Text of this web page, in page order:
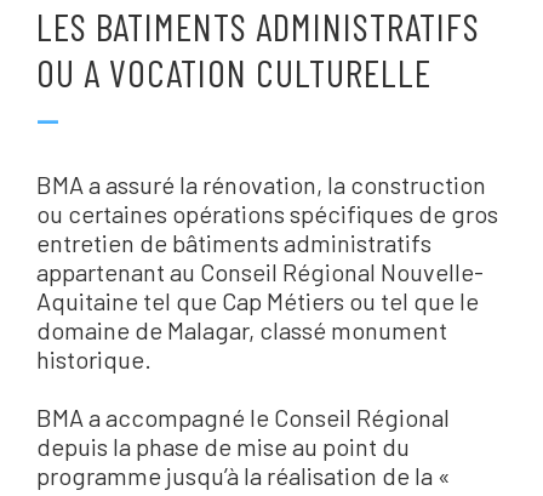
LES BATIMENTS ADMINISTRATIFS
OU A VOCATION CULTURELLE
—
BMA a assuré la rénovation, la construction
ou certaines opérations spécifiques de gros
entretien de bâtiments administratifs
appartenant au Conseil Régional Nouvelle-
Aquitaine tel que Cap Métiers ou tel que le
domaine de Malagar, classé monument
historique.
BMA a accompagné le Conseil Régional
depuis la phase de mise au point du
programme jusqu’à la réalisation de la «